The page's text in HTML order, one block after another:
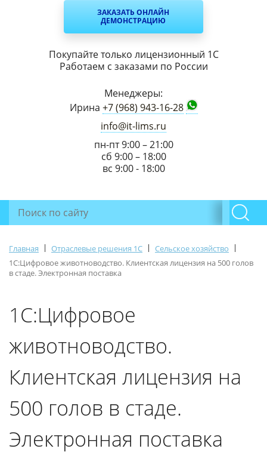
ЗАКАЗАТЬ ОНЛАЙН
ДЕМОНСТРАЦИЮ
Покупайте только лицензионный 1С
Работаем с заказами по России
Менеджеры:
Ирина +7 (968) 943-16-28
info@it-lims.ru
пн-пт 9:00 – 21:00
сб 9:00 – 18:00
вс 9:00 - 18:00
Главная | Отраслевые решения 1С | Сельское хозяйство
|
1С:Цифровое животноводство. Клиентская лицензия на 500 голов
в стаде. Электронная поставка
1С:Цифровое
животноводство.
Клиентская лицензия на
500 голов в стаде.
Электронная поставка